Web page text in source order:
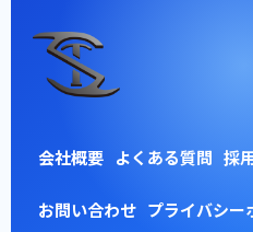
会社概要 よくある質問 採
お問い合わせ プライバシー